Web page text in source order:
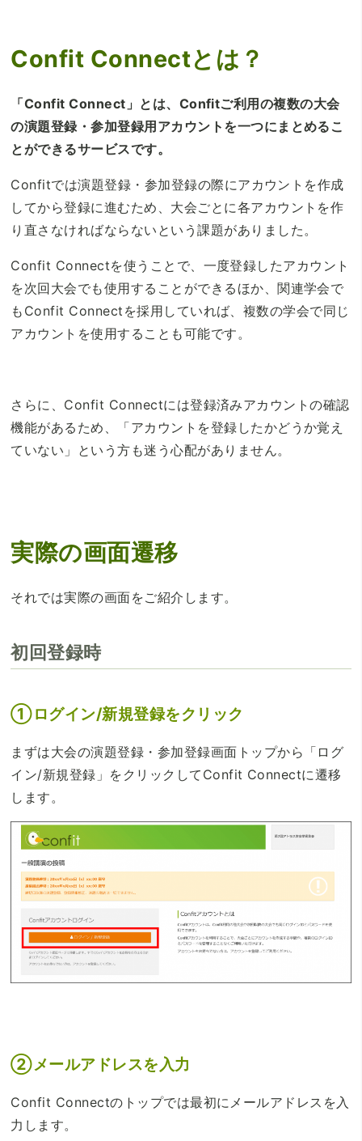
Confit Connectとは？
「Confit Connect」とは、Confitご利用の複数の大会
の演題登録・参加登録用アカウントを一つにまとめるこ
とができるサービスです。
Confitでは演題登録・参加登録の際にアカウントを作成
してから登録に進むため、大会ごとに各アカウントを作
り直さなければならないという課題がありました。
Confit Connectを使うことで、一度登録したアカウント
を次回大会でも使用することができるほか、関連学会で
もConfit Connectを採用していれば、複数の学会で同じ
アカウントを使用することも可能です。
さらに、Confit Connectには登録済みアカウントの確認
機能があるため、「アカウントを登録したかどうか覚え
ていない」という方も迷う心配がありません。
実際の画面遷移
それでは実際の画面をご紹介します。
初回登録時
①ログイン/新規登録をクリック
まずは大会の演題登録・参加登録画面トップから「ログ
イン/新規登録」をクリックしてConfit Connectに遷移
します。
②メールアドレスを入力
Confit Connectのトップでは最初にメールアドレスを入
力します。